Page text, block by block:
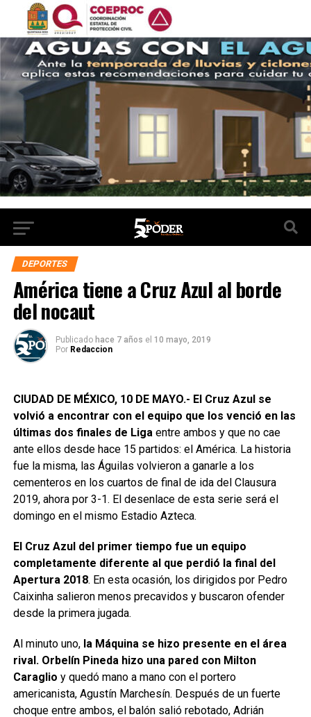
DEPORTES
América tiene a Cruz Azul al borde
del nocaut
Publicado hace 7 años el 10 mayo, 2019
Por Redaccion
CIUDAD DE MÉXICO, 10 DE MAYO.- El Cruz Azul se
volvió a encontrar con el equipo que los venció en las
últimas dos finales de Ligaentre ambos y que no cae
ante ellos desde hace 15 partidos: el América. La historia
fue la misma, las Águilas volvieron a ganarle a los
cementeros en los cuartos de final de ida del Clausura
2019, ahora por 3-1. El desenlace de esta serie será el
domingo en el mismo Estadio Azteca.
El Cruz Azul del primer tiempo fue un equipo
completamente diferente al que perdió la final del
Apertura 2018. En esta ocasión, los dirigidos por Pedro
Caixinha salieron menos precavidos y buscaron ofender
desde la primera jugada.
Al minuto uno, la Máquina se hizo presente en el área
rival. Orbelín Pineda hizo una pared con Milton
Caraglio y quedó mano a mano con el portero
americanista, Agustín Marchesín. Después de un fuerte
choque entre ambos, el balón salió rebotado, Adrián